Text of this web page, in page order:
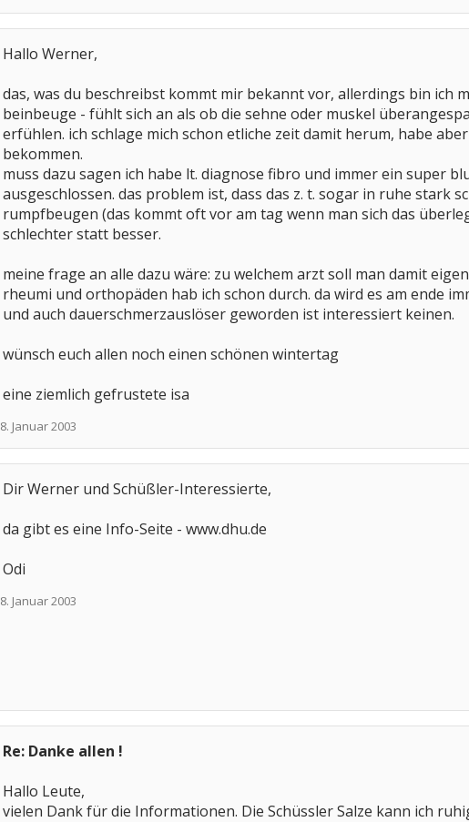
Hallo Werner,
das, was du beschreibst kommt mir bekannt vor, allerdings bin ich
beinbeuge - fühlt sich an als ob die sehne oder muskel
erfühlen. ich schlage mich schon etliche zeit damit herum, habe
bekommen.
muss dazu sagen ich habe lt. diagnose fibro und immer ein super
ausgeschlossen. das problem ist, dass das z. t. sogar in ruhe stark
rumpfbeugen (das kommt oft vor am tag wenn man sich das
schlechter statt besser.
meine frage an alle dazu wäre: zu welchem arzt soll man damit
rheumi und orthopäden hab ich schon durch. da wird es am ende
und auch dauerschmerzauslöser geworden ist interessiert keinen.
wünsch euch allen noch einen schönen wintertag
eine ziemlich gefrustete isa
8. Januar 2003
Dir Werner und Schüßler-Interessierte,
da gibt es eine Info-Seite - www.dhu.de
Odi
8. Januar 2003
Re: Danke allen !
Hallo Leute,
vielen Dank für die Informationen. Die Schüssler Salze kann ich